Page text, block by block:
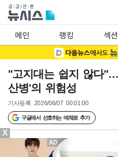
메인 랭킹 섹션
"고지대는 쉽지 않다
산병'의 위험성
기사등록 2026/06/07 00:01:00
구글에서 선호하는 매체로 추가
X